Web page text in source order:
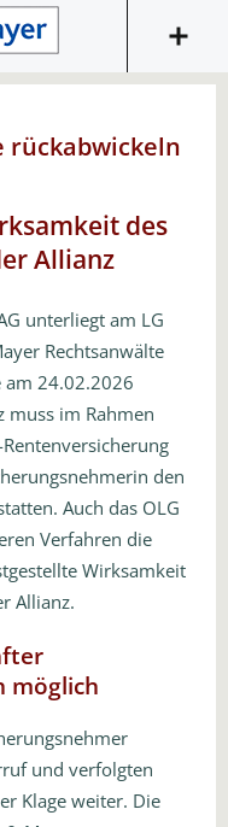
rückabwickeln
des
Allianz
unterliegt am LG
Rechtsanwälte
am 24.02.2026
muss im Rahmen
den
Auch das OLG
Verfahren die
Wirksamkeit
Allianz.
möglich
und verfolgten
Klage weiter. Die